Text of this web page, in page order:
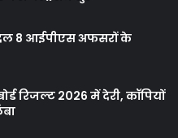
8 आईपीएस अफसरों के
रिजल्ट 2026 में देरी, कॉपियों